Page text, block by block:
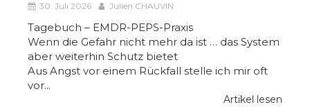
30. Juli 2026 Julien CHAUVIN
Tagebuch – EMDR-PEPS-Praxis
Wenn die Gefahr nicht mehr da ist … das System
aber weiterhin Schutz bietet
Aus Angst vor einem Rückfall stelle ich mir oft
vor...
Artikel lesen